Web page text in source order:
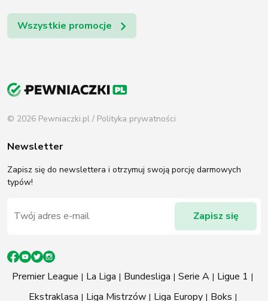
Wszystkie promocje
© 2026 Pewniaczki.pl / Polityka prywatności
Newsletter
Zapisz się do newslettera i otrzymuj swoją porcję darmowych
typów!
Premier League La Liga Bundesliga Serie A
Ligue 1
Ekstraklasa
Liga Mistrzów Liga Europy Boks